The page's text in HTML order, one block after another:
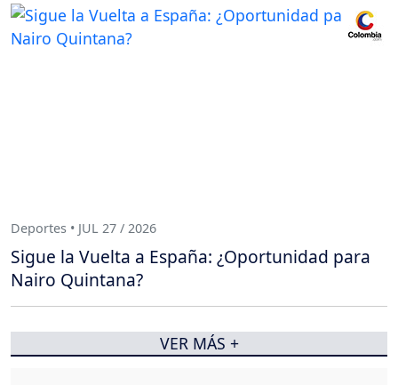
Deportes • JUL 27 / 2026
Sigue la Vuelta a España: ¿Oportunidad para
Nairo Quintana?
VER MÁS +